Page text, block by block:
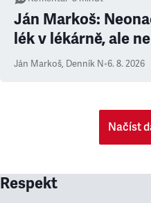
Ján Markoš:
lék v lékárně, ale
Ján Markoš, Denník N•6. 8. 2026
Načíst
Respekt